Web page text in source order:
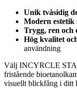
Unik tvåsidig
Modern estetik
Trygg, ren och
Hög kvalitet
användning
Välj INCYRCLE
fristående
visuellt blickfång i ditt